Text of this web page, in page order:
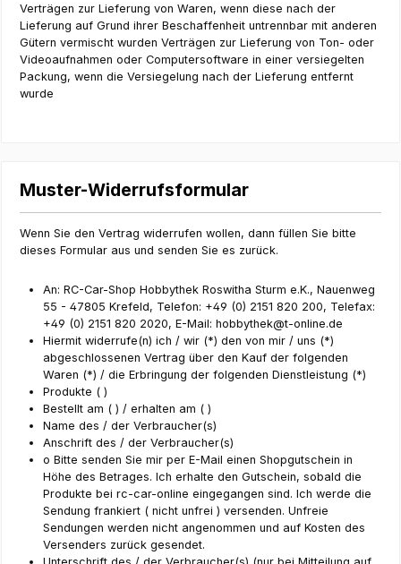
Verträgen zur Lieferung von Waren, wenn diese nach der
Lieferung auf Grund ihrer Beschaffenheit untrennbar mit anderen
Gütern vermischt wurden Verträgen zur Lieferung von Ton- oder
Videoaufnahmen oder Computersoftware in einer versiegelten
Packung, wenn die Versiegelung nach der Lieferung entfernt
wurde
Muster-Widerrufsformular
Wenn Sie den Vertrag widerrufen wollen, dann füllen Sie bitte
dieses Formular aus und senden Sie es zurück.
An: RC-Car-Shop Hobbythek Roswitha Sturm e.K., Nauenweg
55 - 47805 Krefeld, Telefon: +49 (0) 2151 820 200, Telefax:
+49 (0) 2151 820 2020, E-Mail: hobbythek@t-online.de
Hiermit widerrufe(n) ich / wir (*) den von mir / uns (*)
abgeschlossenen Vertrag über den Kauf der folgenden
Waren (*) / die Erbringung der folgenden Dienstleistung (*)
Produkte ( )
Bestellt am ( ) / erhalten am ( )
Name des / der Verbraucher(s)
Anschrift des / der Verbraucher(s)
o Bitte senden Sie mir per E-Mail einen Shopgutschein in
Höhe des Betrages. Ich erhalte den Gutschein, sobald die
Produkte bei rc-car-online eingegangen sind. Ich werde die
Sendung frankiert ( nicht unfrei ) versenden. Unfreie
Sendungen werden nicht angenommen und auf Kosten des
Versenders zurück gesendet.